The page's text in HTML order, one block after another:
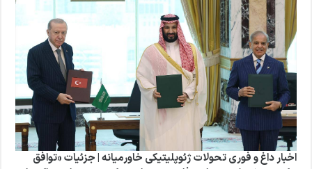
اخبار داغ و فوری تحولات ژئوپلیتیکی خاورمیانه | جزئیات «توافق